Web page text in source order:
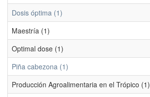
Dosis óptima (1)
Maestría (1)
Optimal dose (1)
Piña cabezona (1)
Producción Agroalimentaria en el Trópico (1)